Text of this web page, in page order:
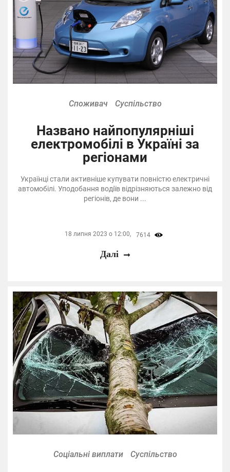
Споживач Суспільство
Названо найпопулярніші
електромобілі в Україні за
регіонами
Українці стали активніше купувати повністю електричні
автомобілі. Уподобання водіїв відрізняються залежно від
регіонів, де вони ...
18 липня 2023 о 12:00, 7614
Далі
Соціальні виплати Суспільство